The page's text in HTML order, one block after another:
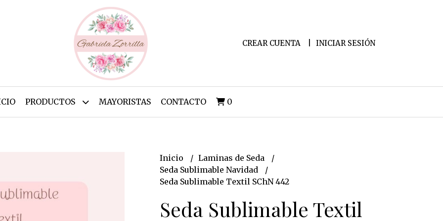
CREAR CUENTA INICIAR SESIÓN
PRODUCTOS MAYORISTAS CONTACTO 0
Inicio
Laminas de Seda
Seda Sublimable Navidad
Seda Sublimable Textil SChN 442
Seda Sublimable Textil